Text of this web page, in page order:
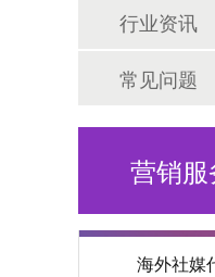
行业资讯
常见问题
营销
海外社媒